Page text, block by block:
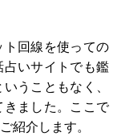
回線を使っての
いサイトでも鑑
うこともなく、
ました。ここで
紹介します。